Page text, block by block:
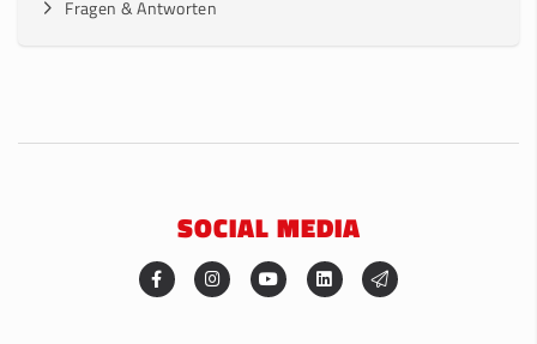
Fragen & Antworten
SOCIAL MEDIA